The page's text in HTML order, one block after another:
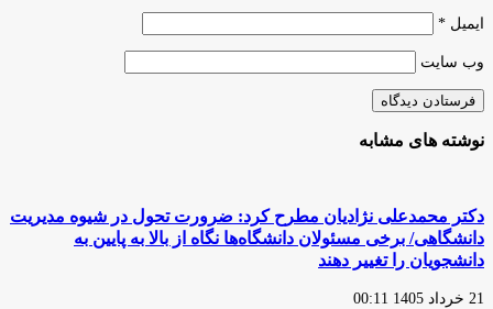
ایمیل *
وب‌ سایت
نوشته های مشابه
دکتر محمدعلی نژادیان مطرح کرد: ضرورت تحول در شیوه مدیریت
دانشگاهی/ برخی مسئولان دانشگاه‌ها نگاه از بالا به پایین به
دانشجویان را تغییر دهند
21 خرداد 1405 00:11